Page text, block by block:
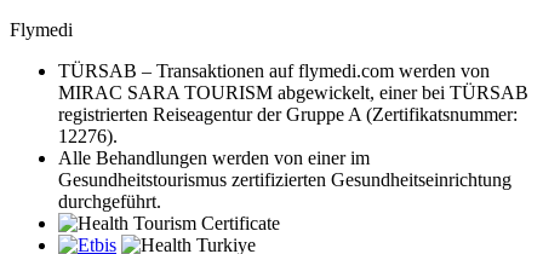
Flymedi
TÜRSAB – Transaktionen auf flymedi.com werden von
MIRAC SARA TOURISM abgewickelt, einer bei TÜRSAB
registrierten Reiseagentur der Gruppe A (Zertifikatsnummer:
12276).
Alle Behandlungen werden von einer im
Gesundheitstourismus zertifizierten Gesundheitseinrichtung
durchgeführt.